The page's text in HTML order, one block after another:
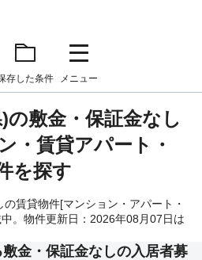
存した条件 メニュー
の敷金・保証金なし
・賃貸アパート・
を探す
賃貸物件[マンション・アパート・
。物件更新日：2026年08月07日は
金・保証金なしの入居者募